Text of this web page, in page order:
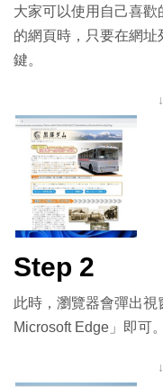
大家可以使用自己喜
的網頁時，只要在網
鍵。
Step 2
此時，瀏覽器會彈出
Microsoft Edge」即可。